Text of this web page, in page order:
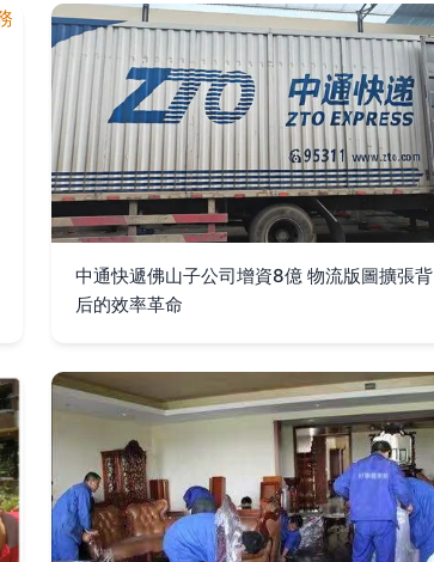
中通快遞佛山子公司增資8億 物流版圖擴張背
后的效率革命